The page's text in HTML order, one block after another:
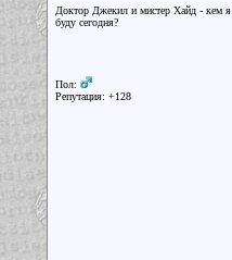
Доктор Джекил и мистер Хайд - кем я
буду сегодня?
Пол:
Репутация: +128